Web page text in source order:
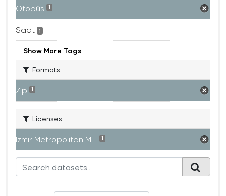
Otobüs 1
Saat 1
Show More Tags
Formats
Zip 1
Licenses
Izmir Metropolitan M... 1